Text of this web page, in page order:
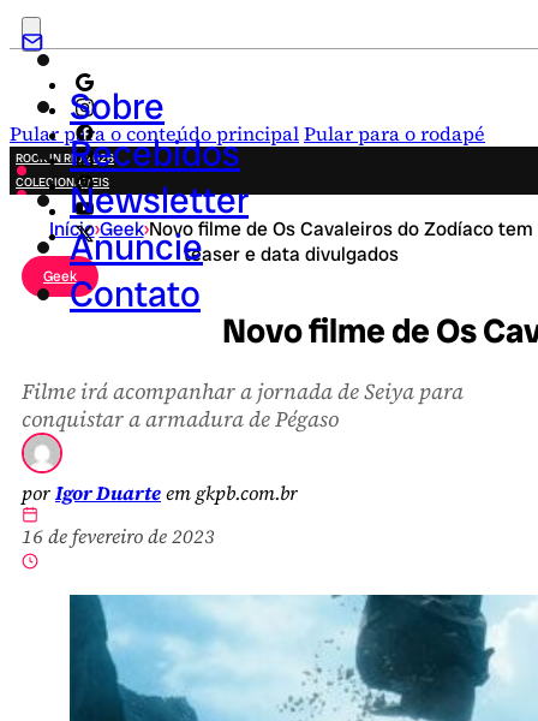
Pular para o conteúdo principalPular para o rodapé
Sobre
Recebidos
Newsletter
Anuncie
Contato
ROCK IN RIO 2026
COLECIONÁVEIS
FESTA JUNINA
NOVIDADES
CAMPANHAS CRIATIVAS
Início›Geek›Novo filme de Os Cavaleiros do Zodíaco tem
teaser e data divulgados
Geek
Novo filme de Os
Filme irá acompanhar a jornada de Seiya para
conquistar a armadura de Pégaso
porIgor Duarteem gkpb.com.br
16 de fevereiro de 2023